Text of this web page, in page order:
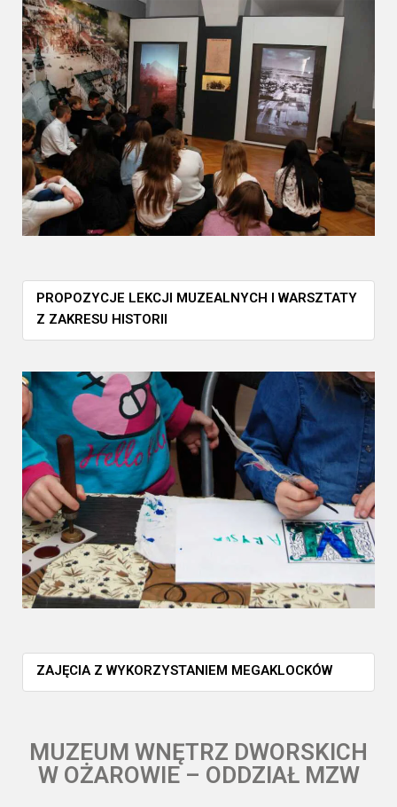
PROPOZYCJE LEKCJI MUZEALNYCH I WARSZTATY
Z ZAKRESU HISTORII
ZAJĘCIA Z WYKORZYSTANIEM MEGAKLOCKÓW
MUZEUM WNĘTRZ DWORSKICH
W OŻAROWIE – ODDZIAŁ MZW